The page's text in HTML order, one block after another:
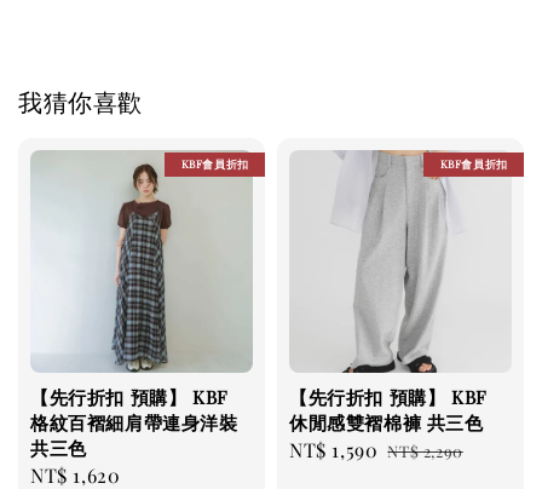
我猜你喜歡
KBF會員折扣
【先行折扣 預購】 KBF
格紋百褶細肩帶連身洋裝
共三色
Sale
NT$ 1,620
KBF會員折扣
【先行折扣 預購】 KBF
休閒感雙褶棉褲 共三色
Sale
NT$ 1,590 Regular
NT$ 2,290